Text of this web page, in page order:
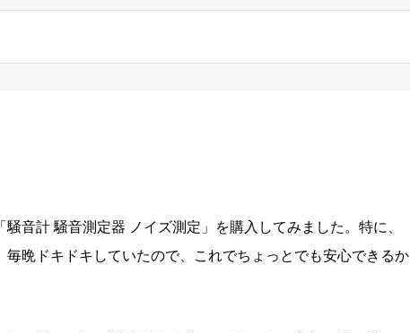
音計 騒音測定器 ノイズ測定」を購入してみました。特に、
晩ドキドキしていたので、これでちょっとでも安心できるか